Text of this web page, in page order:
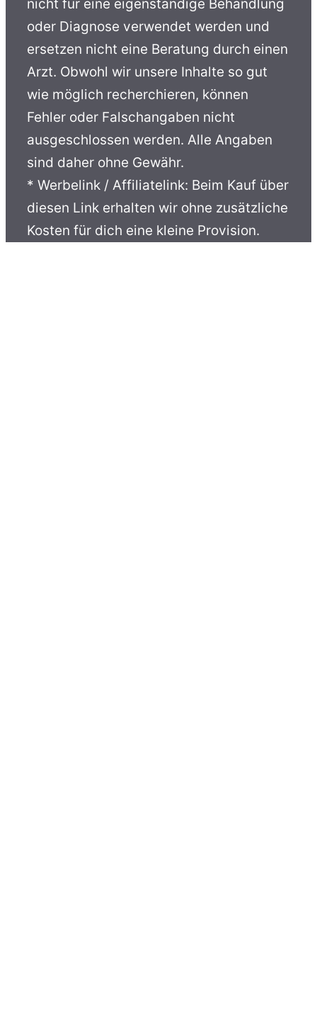
nicht für eine eigenständige Behandlung
oder Diagnose verwendet werden und
ersetzen nicht eine Beratung durch einen
Arzt. Obwohl wir unsere Inhalte so gut
wie möglich recherchieren, können
Fehler oder Falschangaben nicht
ausgeschlossen werden. Alle Angaben
sind daher ohne Gewähr.
* Werbelink / Affiliatelink: Beim Kauf über
diesen Link erhalten wir ohne zusätzliche
Kosten für dich eine kleine Provision.